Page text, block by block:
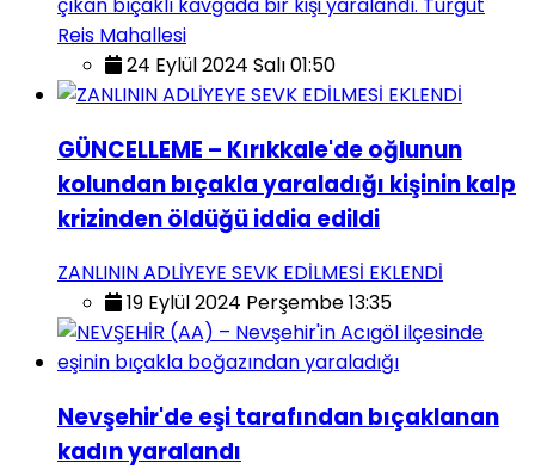
Reis Mahallesi
24 Eylül 2024 Salı 01:50
GÜNCELLEME – Kırıkkale'de oğlunun
kolundan bıçakla yaraladığı kişinin kalp
krizinden öldüğü iddia edildi
ZANLININ ADLİYEYE SEVK EDİLMESİ EKLENDİ
19 Eylül 2024 Perşembe 13:35
Nevşehir'de eşi tarafından bıçaklanan
kadın yaralandı